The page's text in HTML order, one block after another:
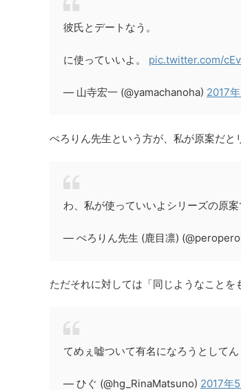
彼氏とデートなう。
に使っていいよ。 pic.twitter.com/
— 山寺宏一 (@yamachanoha) 2017
ぺろりん先生という方が、私が原案だと
わ、私が使っていいよシリーズの原
— ぺろりん先生 (鹿目凛)
ただそれに対しては「同じようなことを
てめぇ嘘ついて有名になろうとして
— ひぐ (@hg_RinaMatsuno) 2017年